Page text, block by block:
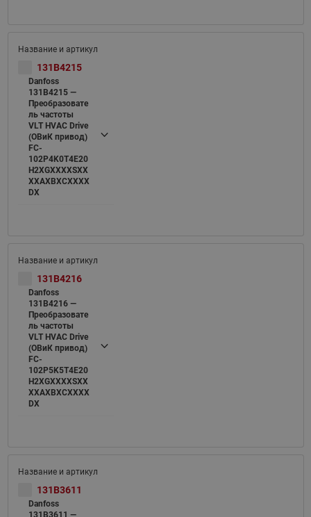
131B4215
Danfoss
131B4215 —
Преобразовате
ль частоты
VLT HVAC Drive
(ОВиК привод)
FC-
102P4K0T4E20
H2XGXXXXSXX
XXAXBXCXXXX
DX
131B4216
Danfoss
131B4216 —
Преобразовате
ль частоты
VLT HVAC Drive
(ОВиК привод)
FC-
102P5K5T4E20
H2XGXXXXSXX
XXAXBXCXXXX
DX
131B3611
Danfoss
131B3611 —